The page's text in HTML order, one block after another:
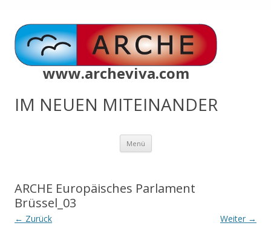
www.archeviva.com
IM NEUEN MITEINANDER
Menü Zum
springen
ARCHE Europäisches Parlament
Brüssel_03
← Zurück Weiter →